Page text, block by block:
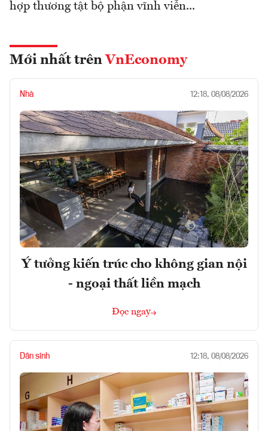
hợp thương tật bộ phận vĩnh viễn...
Mới nhất trên VnEconomy
Nhà 12:18, 08/08/2026
Ý tưởng kiến trúc cho không gian nội
- ngoại thất liền mạch
Đọc ngay
Dân sinh 12:18, 08/08/2026